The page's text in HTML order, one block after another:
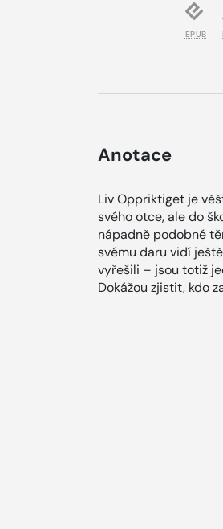
EPUB
Anotace
Liv Oppriktiget je
svého otce, ale do
nápadně podobné
svému daru vidí
vyřešili – jsou totiž
Dokážou zjistit, kdo